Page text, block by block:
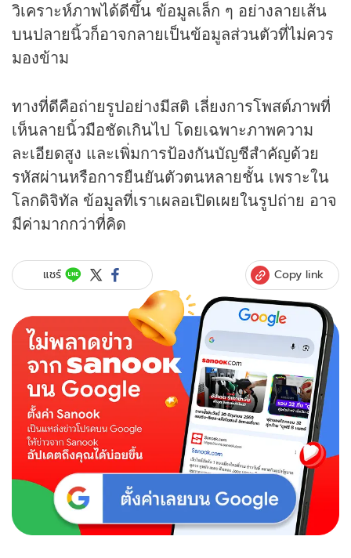
วิเคราะห์ภาพได้ดีขึ้น ข้อมูลเล็ก ๆ อย่างลายเส้น
บนปลายนิ้วก็อาจกลายเป็นข้อมูลส่วนตัวที่ไม่ควร
มองข้าม
ทางที่ดีคือถ่ายรูปอย่างมีสติ เลี่ยงการโพสต์ภาพที่
เห็นลายนิ้วมือชัดเกินไป โดยเฉพาะภาพความ
ละเอียดสูง และเพิ่มการป้องกันบัญชีสำคัญด้วย
รหัสผ่านหรือการยืนยันตัวตนหลายชั้น เพราะใน
โลกดิจิทัล ข้อมูลที่เราเผลอเปิดเผยในรูปถ่าย อาจ
มีค่ามากกว่าที่คิด
แชร์ Copy link